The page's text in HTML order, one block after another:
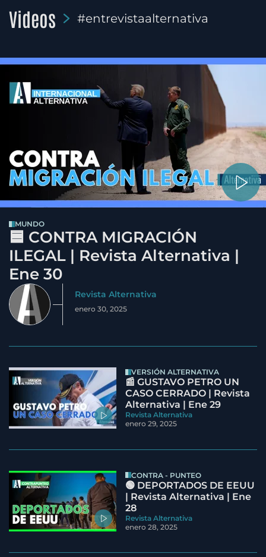
Videos #entrevistaalternativa
MUNDO
🟦 CONTRA MIGRACIÓN
ILEGAL | Revista Alternativa |
Ene 30
Revista Alternativa
enero 30, 2025
VERSIÓN ALTERNATIVA
📰 GUSTAVO PETRO UN
CASO CERRADO | Revista
Alternativa | Ene 29
Revista Alternativa
enero 29, 2025
CONTRA - PUNTEO
🟢 DEPORTADOS DE EEUU
| Revista Alternativa | Ene
28
Revista Alternativa
enero 28, 2025